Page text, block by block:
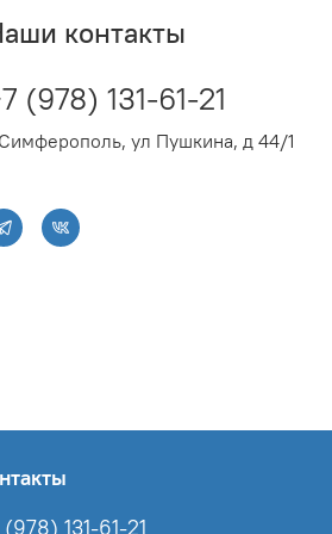
к стационарному смесителю,
горячей воды.
поставляется в трех
+ душ (TS).
контакты
(978) 131-61-21
ул Пушкина, д 44/1
131-61-21